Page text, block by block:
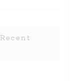
Recent